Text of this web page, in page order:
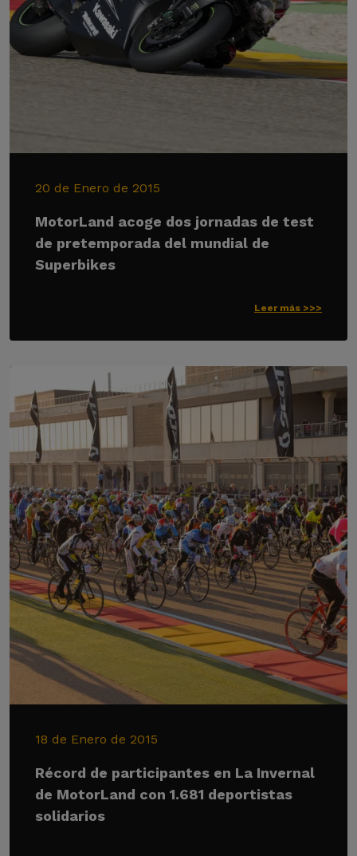
20 de Enero de 2015
MotorLand acoge dos jornadas de test
de pretemporada del mundial de
Superbikes
Leer más >>>
18 de Enero de 2015
Récord de participantes en La Invernal
de MotorLand con 1.681 deportistas
solidarios